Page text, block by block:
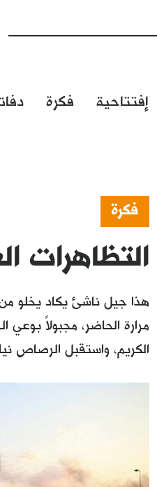
إفتتاحية فكرة
فكرة
التظاهرات
هذا جيل ناشئ يكاد يخلو
مرارة الحاضر، مجبولاً
الكريم، واستقبل الرصاص